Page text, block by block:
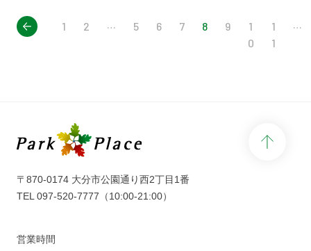
1 2 … 5 6 7 8 9
1
0
1
1
…
〒870-0174 大分市公園通り西2丁目1番
TEL 097-520-7777 （10:00-21:00）
営業時間